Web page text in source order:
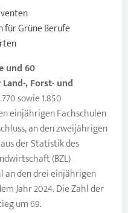
für Grüne Berufe
und 60
, Forst- und
sowie 1.850
einjährigen Fachschulen
an den zweijährigen
der Statistik des
(BZL)
an den drei einjährigen
Jahr 2024. Die Zahl der
um 69.